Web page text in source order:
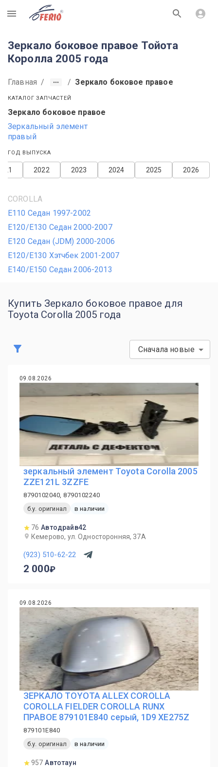
R
Зеркало боковое правое Тойота
Королла 2005 года
Главная / / Зеркало боковое правое
КАТАЛОГ ЗАПЧАСТЕЙ
Зеркало боковое правое
Зеркальный элемент
правый
ГОД ВЫПУСКА
2026
2025
2024
2023
2022
COROLLA
E110 Седан 1997-2002
E120/E130 Седан 2000-2007
E120 Седан (JDM) 2000-2006
E120/E130 Хэтчбек 2001-2007
E140/E150 Седан 2006-2013
Купить Зеркало боковое правое для
Toyota Corolla 2005 года
Сначала новые
09.08.2026
зеркальный элемент Toyota Corolla 2005
ZZE121L 3ZZFE
8790102040, 8790102240
б.у. оригинал
в наличии
76 Автодрайв42
Кемерово, ул. Односторонняя, 37А
(923) 510-62-22
2 000
09.08.2026
ЗЕРКАЛО TOYOTA ALLEX COROLLA
COROLLA FIELDER COROLLA RUNX
ПРАВОЕ 879101E840 серый, 1D9 XE275Z
879101E840
б.у. оригинал
в наличии
957 Автотаун